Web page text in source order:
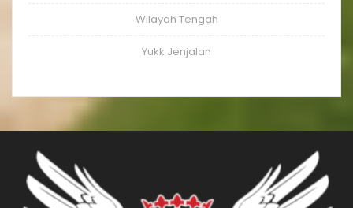
Wilayah Tengah
Yukk Jenjalan